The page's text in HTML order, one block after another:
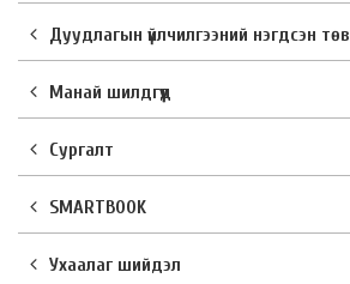
Дуудлагын үйлчилгээний нэгдсэн төв
Манай шилдгүүд
Сургалт
SMARTBOOK
Ухаалаг шийдэл